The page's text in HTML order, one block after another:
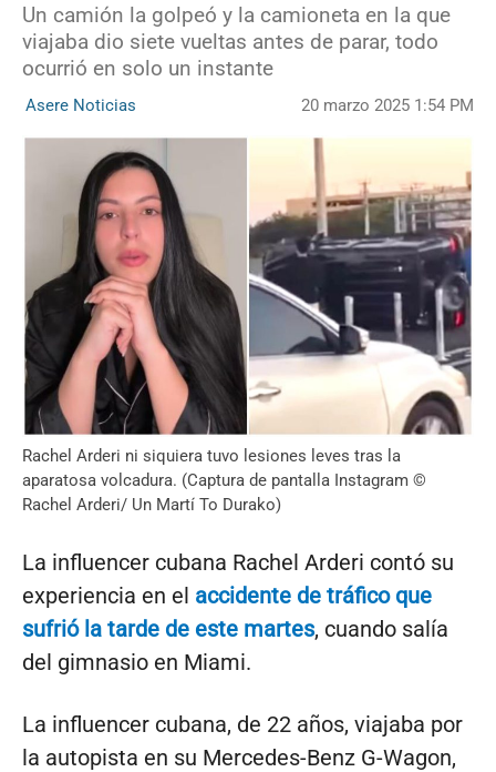
Un camión la golpeó y la camioneta en la que
viajaba dio siete vueltas antes de parar, todo
ocurrió en solo un instante
Asere Noticias 20 marzo 2025 1:54 PM
Rachel Arderi ni siquiera tuvo lesiones leves tras la
aparatosa volcadura. (Captura de pantalla Instagram ©
Rachel Arderi/ Un Martí To Durako)
La influencer cubana Rachel Arderi contó su
experiencia en el accidente de tráfico que
sufrió la tarde de este martes, cuando salía
del gimnasio en Miami.
La influencer cubana, de 22 años, viajaba por
la autopista en su Mercedes-Benz G-Wagon,